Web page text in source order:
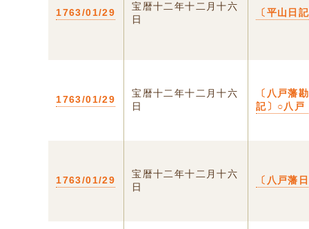
1763/01/29
宝暦十二年十二月十六
日
〔平山日
1763/01/29
宝暦十二年十二月十六
日
〔八戸藩
記〕○八戸
1763/01/29
宝暦十二年十二月十六
日
〔八戸藩